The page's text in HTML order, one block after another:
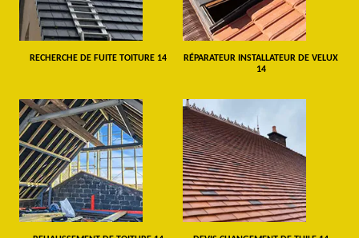
RECHERCHE DE FUITE TOITURE 14
RÉPARATEUR INSTALLATEUR DE VELUX
14